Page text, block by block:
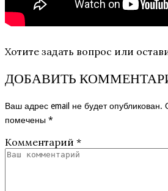
Хотите задать вопрос или
ДОБАВИТЬ
Ваш адрес email не будет опубликован.
помечены *
Комментарий *